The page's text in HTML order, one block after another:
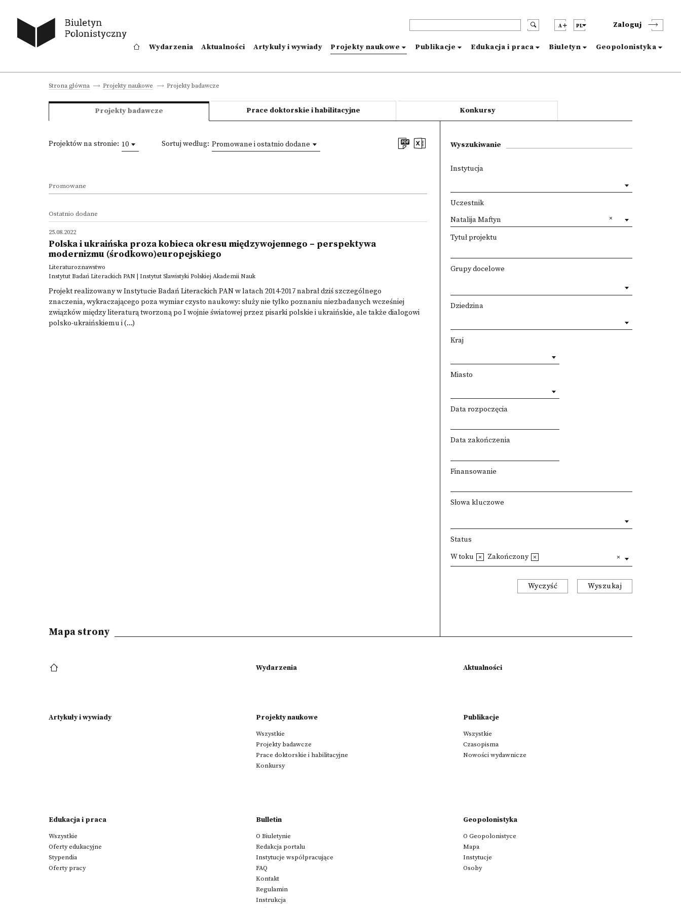
A PL Zaloguj
Wydarzenia Aktualności Artykuły i wywiady Projekty naukowe Publikacje Edukacja i praca Biuletyn Geopolonistyka
Strona główna Projekty naukowe Projekty badawcze
Projekty badawcze Prace doktorskie i habilitacyjne Konkursy
Projektów na stronie: 10 Sortuj według: Promowane i ostatnio dodane
Promowane
Ostatnio dodane
25.08.2022
Polska i ukraińska proza kobieca okresu międzywojennego – perspektywa
modernizmu (środkowo)europejskiego
Literaturoznawstwo
Instytut Badań Literackich PAN | Instytut Slawistyki Polskiej Akademii Nauk
Projekt realizowany w Instytucie Badań Literackich PAN w latach 2014-2017 nabrał dziś szczególnego
znaczenia, wykraczającego poza wymiar czysto naukowy: służy nie tylko poznaniu niezbadanych wcześniej
związków między literaturą tworzoną po I wojnie światowej przez pisarki polskie i ukraińskie, ale także dialogowi
polsko-ukraińskiemu i (...)
Wyszukiwanie
Instytucja
Uczestnik
Natalija Maftyn
Tytuł projektu
Grupy docelowe
Dziedzina
Kraj
Miasto
Data rozpoczęcia
Data zakończenia
Finansowanie
Słowa kluczowe
Status
W toku Zakończony
Wyczyść Wyszukaj
Mapa strony
Wydarzenia Aktualności
Artykuły i wywiady Projekty naukowe
Wszystkie
Projekty badawcze
Prace doktorskie i habilitacyjne
Konkursy
Publikacje
Wszystkie
Czasopisma
Nowości wydawnicze
Edukacja i praca
Wszystkie
Oferty edukacyjne
Stypendia
Oferty pracy
Bulletin
O Biuletynie
Redakcja portalu
Instytucje współpracujące
FAQ
Kontakt
Regulamin
Instrukcja
Geopolonistyka
O Geopolonistyce
Mapa
Instytucje
Osoby